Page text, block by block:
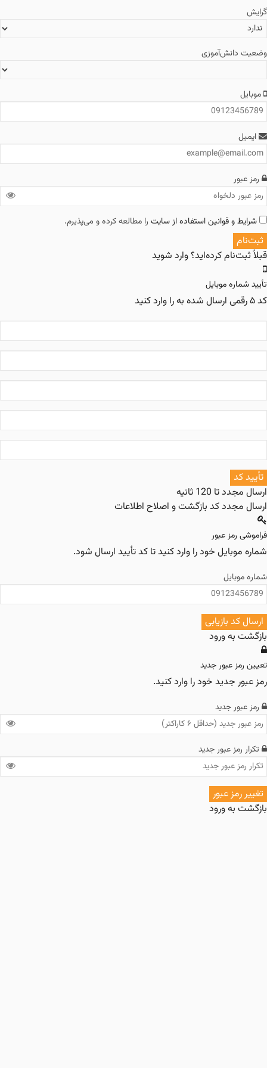
و قوانین استفاده از سایترا مطالعه کرده و می‌پذیرم.
کرده‌اید؟وارد شوید
موبایل
را وارد کنید
تا120ثانیه
کدبازگشت و اصلاح اطلاعات
رمز عبور
خود را وارد کنید تا کد تأیید ارسال شود.
بازیابی
به ورود
عبور جدید
جدید خود را وارد کنید.
جدید
عبور جدید
عبور
به ورود